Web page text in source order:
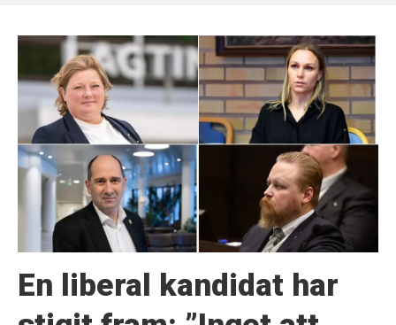
En liberal kandidat har